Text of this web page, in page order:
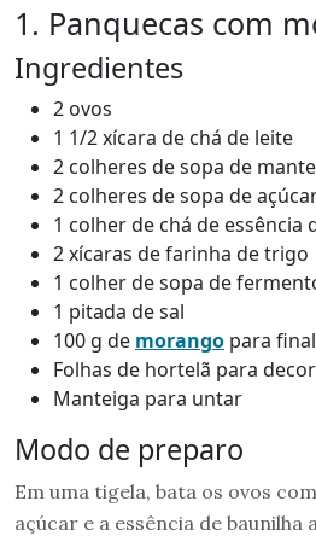
1. Panquecas com
Ingredientes
2 ovos
1 1/2 xícara de chá de leite
2 colheres de sopa de
2 colheres de sopa de
1 colher de chá de essência
2 xícaras de farinha de trigo
1 colher de sopa de
1 pitada de sal
100 g de morango para
Folhas de hortelã para
Manteiga para untar
Modo de preparo
Em uma tigela, bata os ovos
açúcar e a essência de